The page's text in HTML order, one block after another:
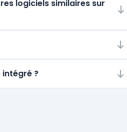
logiciels similaires sur
?